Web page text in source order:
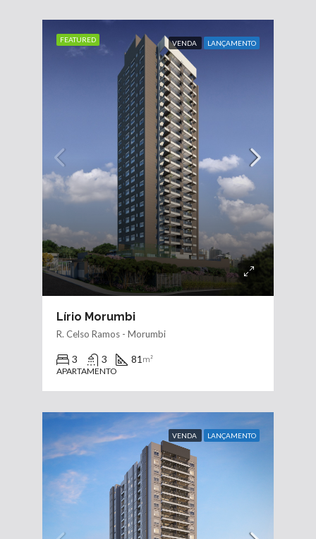
FEATURED VENDA LANÇAMENTO
Lírio Morumbi
R. Celso Ramos - Morumbi
3 3 81 m²
APARTAMENTO
VENDA LANÇAMENTO